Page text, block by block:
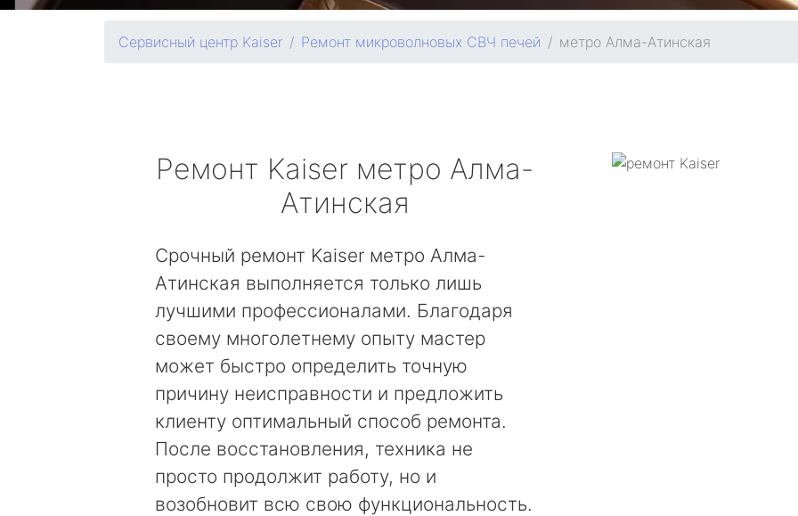
Сервисный центр Kaiser Ремонт микроволновых СВЧ печей метро Алма-Атинская
Ремонт Kaiser метро Алма-
Атинская
Срочный ремонт Kaiser метро Алма-
Атинская выполняется только лишь
лучшими профессионалами. Благодаря
своему многолетнему опыту мастер
может быстро определить точную
причину неисправности и предложить
клиенту оптимальный способ ремонта.
После восстановления, техника не
просто продолжит работу, но и
возобновит всю свою функциональность.